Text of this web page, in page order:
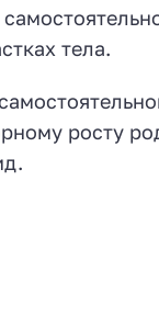
тела.
росту